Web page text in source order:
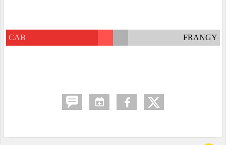
CAB FRANGY